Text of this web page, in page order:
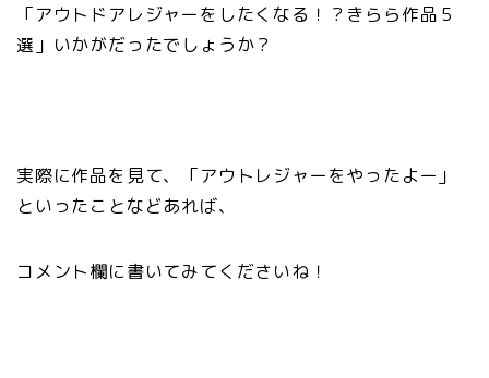
「アウトドアレジャーをしたくなる！？きらら作品５
選」いかがだったでしょうか？
実際に作品を見て、「アウトレジャーをやったよー」
といったことなどあれば、
コメント欄に書いてみてくださいね！